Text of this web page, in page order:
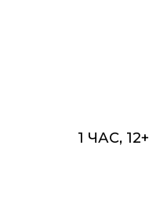
1 ЧАС, 12+